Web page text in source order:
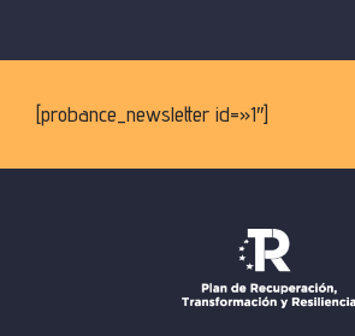
[probance_newsletter id=»1″]